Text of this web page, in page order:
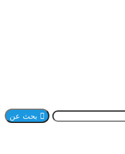
بحث عن